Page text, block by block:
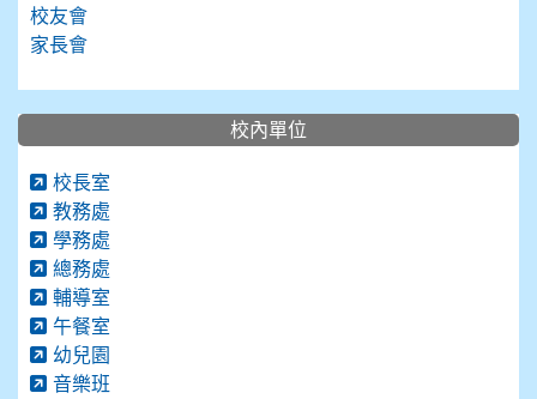
校友會
家長會
校內單位
校長室
教務處
學務處
總務處
輔導室
午餐室
幼兒園
音樂班